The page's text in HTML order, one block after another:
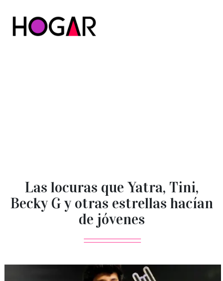
Las locuras que Yatra, Tini,
Becky G y otras estrellas hacían
de jóvenes